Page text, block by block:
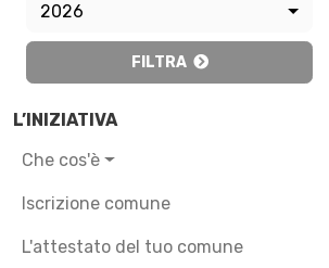
2026
FILTRA
L’INIZIATIVA
Che cos'è
Iscrizione comune
L'attestato del tuo comune